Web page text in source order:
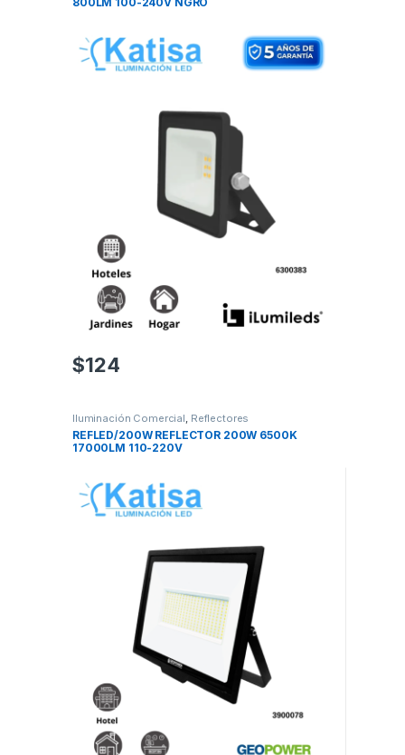
$124
Iluminación Comercial, Reflectores
REFLED/200W REFLECTOR 200W 6500K
17000LM 110-220V